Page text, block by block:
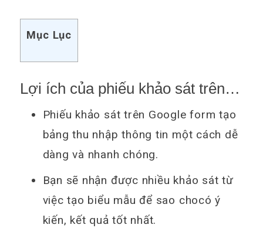
Mục Lục
Lợi ích của phiếu khảo sát trên
Google form trên Google Drive
Phiếu khảo sát trên Google form tạo
bảng thu nhập thông tin một cách dễ
dàng và nhanh chóng.
Bạn sẽ nhận được nhiều khảo sát từ
việc tạo biểu mẫu để sao chocó ý
kiến, kết quả tốt nhất.